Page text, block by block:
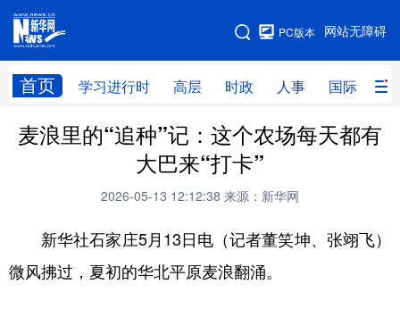
网站无障碍
PC版本
首页 学习进行时 高层 时政 人事 国际 财
网站地图
学习进行时 高层 时政 人事
财经 网评
科技 科创 量子 体育
文化 书画 健康
麦浪里的“追种”记：这个农场每天都有
大巴来“打卡”
2026-05-13 12:12:38 来源：新华网
新华社石家庄5月13日电（记者董笑坤、张翊飞）
微风拂过，夏初的华北平原麦浪翻涌。